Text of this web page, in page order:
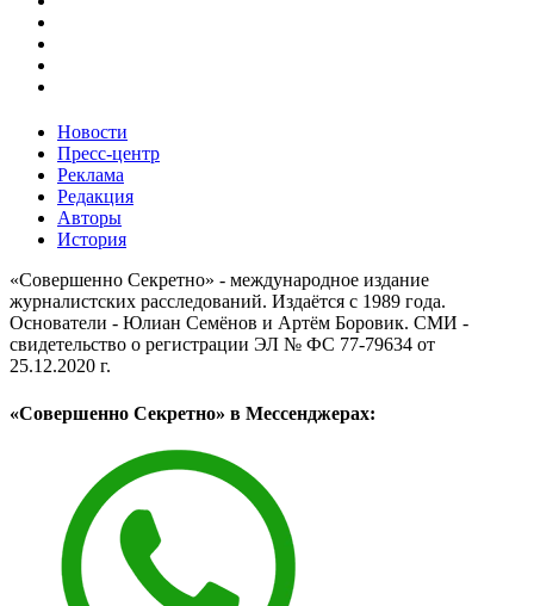
Новости
Пресс-центр
Реклама
Редакция
Авторы
История
«Совершенно Секретно» - международное издание
журналистских расследований. Издаётся с 1989 года.
Основатели - Юлиан Семёнов и Артём Боровик. CМИ -
свидетельство о регистрации ЭЛ № ФС 77-79634 от
25.12.2020 г.
«Совершенно Секретно» в Мессенджерах: